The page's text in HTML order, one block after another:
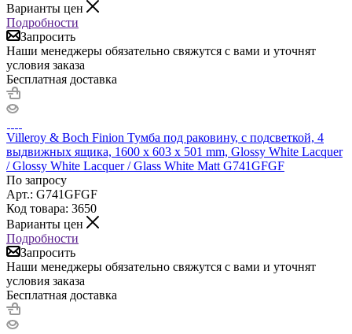
Варианты цен
Подробности
Запросить
Наши менеджеры обязательно свяжутся с вами и уточнят
условия заказа
Бесплатная доставка
Villeroy & Boch Finion Тумба под раковину, с подсветкой, 4
выдвижных ящика, 1600 x 603 x 501 mm, Glossy White Lacquer
/ Glossy White Lacquer / Glass White Matt G741GFGF
По запросу
Арт.: G741GFGF
Код товара: 3650
Варианты цен
Подробности
Запросить
Наши менеджеры обязательно свяжутся с вами и уточнят
условия заказа
Бесплатная доставка